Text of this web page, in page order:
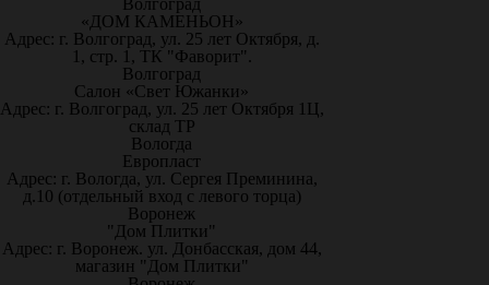
«ДОМ КАМЕНЬОН»
Адрес: г. Волгоград, ул. 25 лет Октября, д.
1, стр. 1, ТК "Фаворит".
Волгоград
Салон «Свет Южанки»
Адрес: г. Волгоград, ул. 25 лет Октября 1Ц,
склад ТР
Вологда
Европласт
Адрес: г. Вологда, ул. Сергея Преминина,
д.10 (отдельный вход с левого торца)
Воронеж
"Дом Плитки"
Адрес: г. Воронеж. ул. Донбасская, дом 44,
магазин "Дом Плитки"